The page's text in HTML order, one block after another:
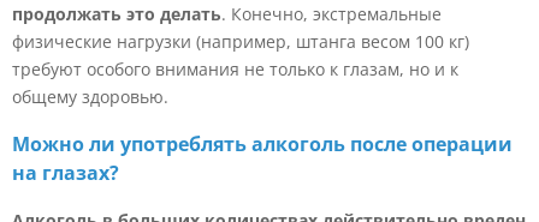
продолжать это делать. Конечно, экстремальные
физические нагрузки (например, штанга весом 100 кг)
требуют особого внимания не только к глазам, но и к
общему здоровью.
Можно ли употреблять алкоголь после операции
на глазах?